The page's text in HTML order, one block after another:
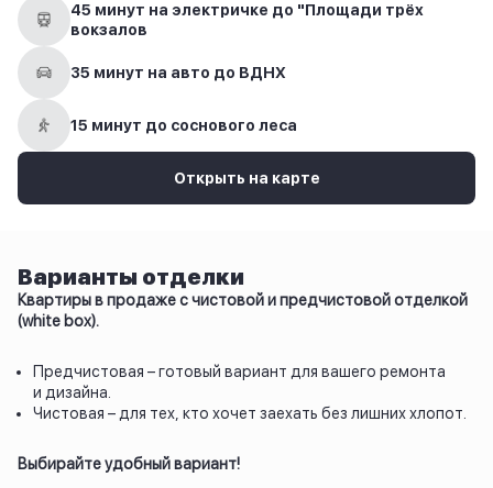
45 минут на электричке до "Площади трёх
вокзалов
35 минут на авто до ВДНХ
15 минут до соснового леса
Открыть на карте
Варианты отделки
Квартиры в продаже с чистовой и предчистовой отделкой
(white box).
Предчистовая – готовый вариант для вашего ремонта
и дизайна.
Чистовая – для тех, кто хочет заехать без лишних хлопот.
Выбирайте удобный вариант!